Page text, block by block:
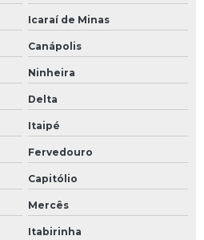
Icaraí de Minas
Canápolis
Ninheira
Delta
Itaipé
Fervedouro
Capitólio
Mercês
Itabirinha